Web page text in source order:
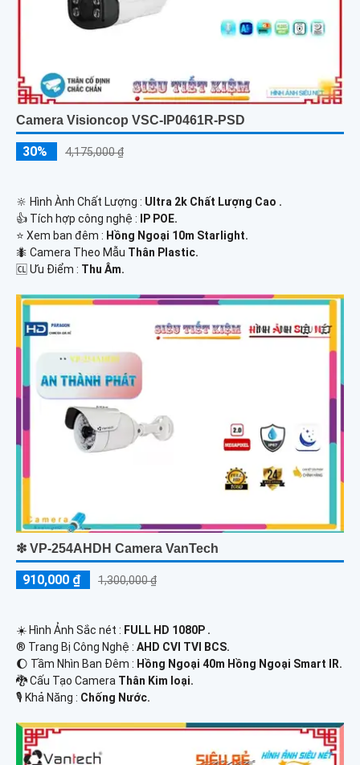
Camera Visioncop VSC-IP0461R-PSD
30% 4,175,000 ₫
🔆 Hình Ành Chất Lượng : Ultra 2k Chất Lượng Cao .
👍 Tích hợp công nghệ :
IP POE.
⭐ Xem ban đêm : Hồng Ngoại 10m Starlight.
🐜 Camera Theo Mẫu Thân Plastic.
️🆑 Ưu Điểm : Thu Âm.
❇ VP-254AHDH Camera VanTech
910,000 ₫ 1,300,000 ₫
☀️ Hình Ảnh Sắc nét : FULL HD 1080P .
®️ Trang Bị Công Nghệ : AHD CVI TVI BCS.
🌔 Tầm Nhìn Ban Đêm : Hồng Ngoại 40m Hồng Ngoại Smart IR.
🐉️ Cấu Tạo Camera Thân Kim loại.
️🎙 Khả Năng : Chống Nước.